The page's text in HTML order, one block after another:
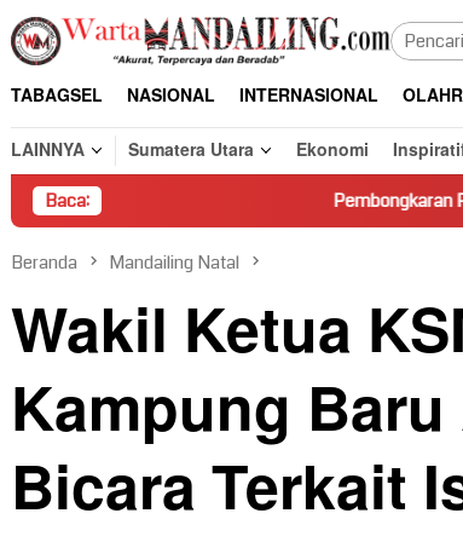
Loncat
konten
TABAGSEL NASIONAL INTERNASIONAL
LAINNYA
Sumatera Utara Ekonomi
Baca: Pembongkaran Paksa Rumah
Beranda Mandailing Natal
Wakil Ketua
Kampung
Bicara Terkait